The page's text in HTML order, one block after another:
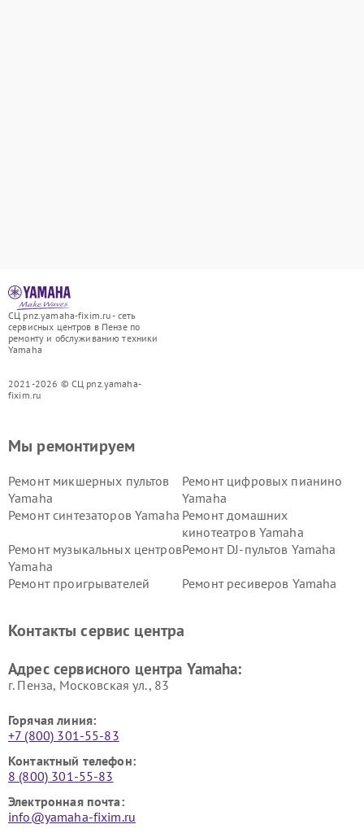
СЦ pnz.yamaha-fixim.ru - сеть
сервисных центров в Пензе по
ремонту и обслуживанию техники
Yamaha
2021-2026 © СЦ pnz.yamaha-
fixim.ru
Мы ремонтируем
Ремонт микшерных пультов
Yamaha
Ремонт цифровых пианино
Yamaha
Ремонт синтезаторов Yamaha Ремонт домашних
кинотеатров Yamaha
Ремонт музыкальных центров
Yamaha
Ремонт DJ-пультов Yamaha
Ремонт проигрывателей
Ремонт ресиверов Yamaha
Yamaha
Yamaha
Контакты сервис центра
Адрес сервисного центра Yamaha:
г. Пенза, Московская ул., 83
Горячая линия:
+7 (800) 301-55-83
Контактный телефон:
8 (800) 301-55-83
Электронная почта:
info@yamaha-fixim.ru